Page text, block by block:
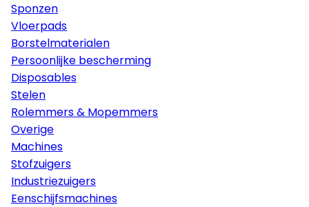
Sponzen
Vloerpads
Borstelmaterialen
Persoonlijke bescherming
Disposables
Stelen
Rolemmers & Mopemmers
Overige
Machines
Stofzuigers
Industriezuigers
Eenschijfsmachines